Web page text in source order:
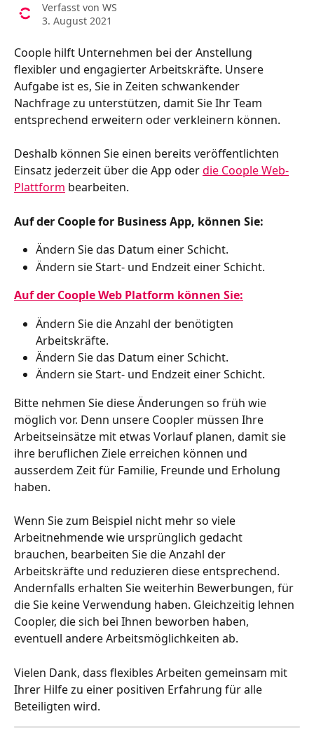
Verfasst von WS
3. August 2021
Coople hilft Unternehmen bei der Anstellung
flexibler und engagierter Arbeitskräfte. Unsere
Aufgabe ist es, Sie in Zeiten schwankender
Nachfrage zu unterstützen, damit Sie Ihr Team
entsprechend erweitern oder verkleinern können.
Deshalb können Sie einen bereits veröffentlichten
Einsatz jederzeit über die App oder die Coople Web-
Plattform bearbeiten.
Auf der Coople for Business App, können Sie:
Ändern Sie das Datum einer Schicht.
Ändern sie Start- und Endzeit einer Schicht.
Auf der Coople Web Platform können Sie:
Ändern Sie die Anzahl der benötigten
Arbeitskräfte.
Ändern Sie das Datum einer Schicht.
Ändern sie Start- und Endzeit einer Schicht.
Bitte nehmen Sie diese Änderungen so früh wie
möglich vor. Denn unsere Coopler müssen Ihre
Arbeitseinsätze mit etwas Vorlauf planen, damit sie
ihre beruflichen Ziele erreichen können und
ausserdem Zeit für Familie, Freunde und Erholung
haben.
Wenn Sie zum Beispiel nicht mehr so viele
Arbeitnehmende wie ursprünglich gedacht
brauchen, bearbeiten Sie die Anzahl der
Arbeitskräfte und reduzieren diese entsprechend.
Andernfalls erhalten Sie weiterhin Bewerbungen, für
die Sie keine Verwendung haben. Gleichzeitig lehnen
Coopler, die sich bei Ihnen beworben haben,
eventuell andere Arbeitsmöglichkeiten ab.
Vielen Dank, dass flexibles Arbeiten gemeinsam mit
Ihrer Hilfe zu einer positiven Erfahrung für alle
Beteiligten wird.